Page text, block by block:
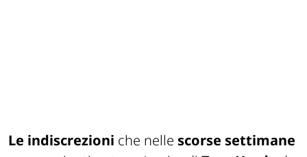
Le indiscrezioni che nelle scorse settimane